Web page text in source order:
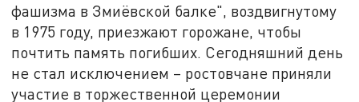
фашизма в Змиёвской балке", воздвигнутому
в 1975 году, приезжают горожане, чтобы
почтить память погибших. Сегодняшний день
не стал исключением – ростовчане приняли
участие в торжественной церемонии